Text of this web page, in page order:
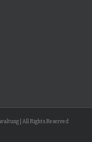
| All Rights Reserved